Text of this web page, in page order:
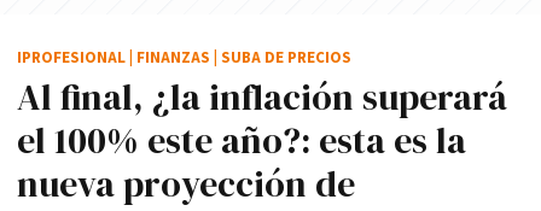
Al final, ¿la inflación superará
el 100% este año?: esta es la
nueva proyección de
IPROFESIONAL FINANZAS SUBA DE PRECIOS